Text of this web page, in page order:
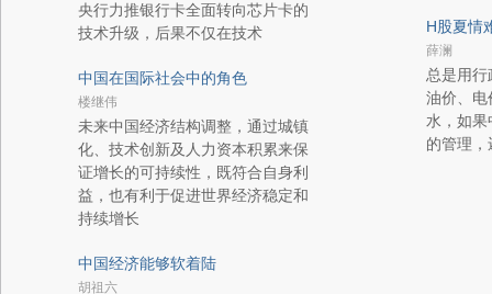
央行力推银行卡全面转向芯片卡的
技术升级，后果不仅在技术
中国在国际社会中的角色
楼继伟
未来中国经济结构调整，通过城镇
化、技术创新及人力资本积累来保
证增长的可持续性，既符合自身利
益，也有利于促进世界经济稳定和
持续增长
中国经济能够软着陆
胡祖六
H股夏情
薛澜
总是用
油价、电
水，如
的管理